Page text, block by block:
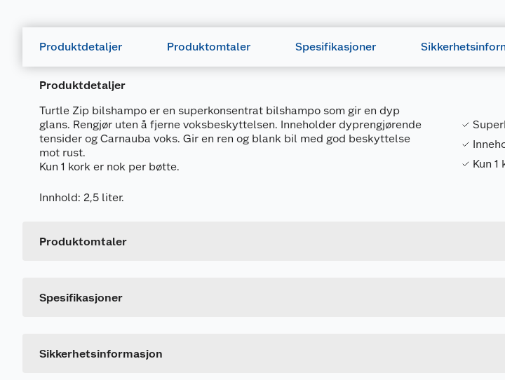
Produktdetaljer Produktomtaler Spesifikasjoner
Produktdetaljer
Turtle Zip bilshampo er en superkonsentrat bilshampo som gir en dyp
glans. Rengjør uten å fjerne voksbeskyttelsen. Inneholder dyprengjørende
tensider og Carnauba voks. Gir en ren og blank bil med god beskyttelse
mot rust.
Kun 1 kork er nok per bøtte.
Innhold: 2,5 liter.
Kun 1
Produktomtaler
Spesifikasjoner
Generelt
Leverandørens artikkelnummer
Sikkerhetsinformasjon
Merking
Fareutsagn
H319Gir alvorlig øyeirritasjon.
P280
Benytt vernehansker/verneklær/vernebriller/ansiktsskjerm.
P351
Skyll forsiktig med vann i flere minutter.